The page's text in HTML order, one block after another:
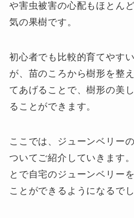
や害虫被害の心配もほとん
気の果樹です。
初心者でも比較的育てやす
が、苗のころから樹形を整
てあげることで、樹形の美
ることができます。
ここでは、ジューンベリー
ついてご紹介していきます
とで自宅のジューンベリー
ことができるようになるでし